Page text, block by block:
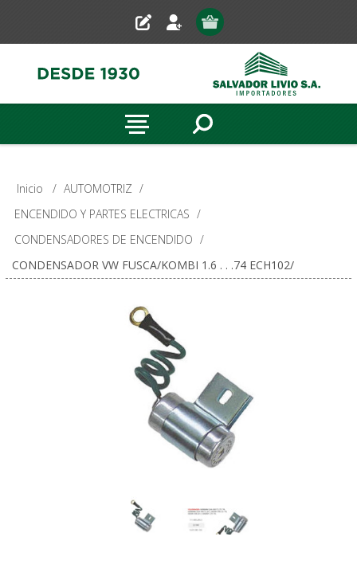
Inicio / AUTOMOTRIZ /
ENCENDIDO Y PARTES ELECTRICAS /
CONDENSADORES DE ENCENDIDO /
CONDENSADOR VW FUSCA/KOMBI 1.6 . . .74 ECH102/